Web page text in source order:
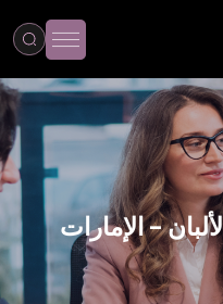
– الإمارات